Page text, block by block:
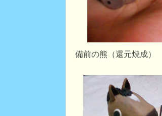
備前の熊（還元焼成）